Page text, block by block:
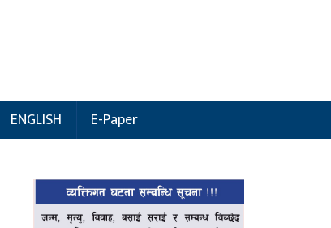
ENGLISH E-Paper